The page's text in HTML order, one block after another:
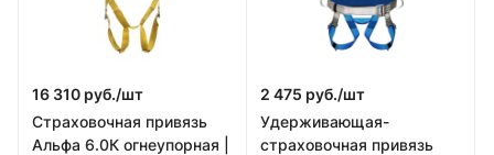
16 310 руб./шт
Страховочная привязь
Альфа 6.0К огнеупорная |
2 475 руб./шт
Удерживающая-
страховочная привязь